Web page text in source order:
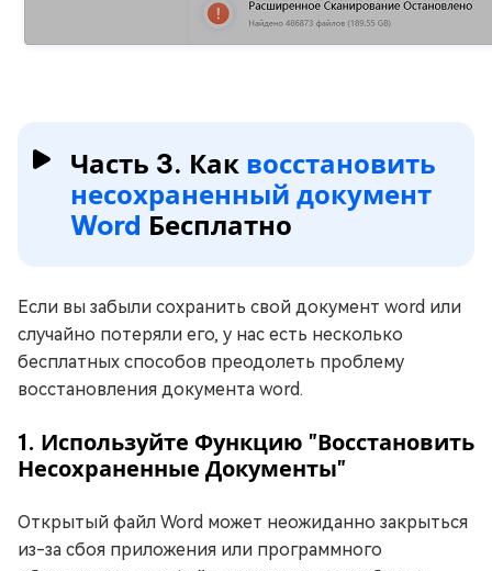
Часть 3. Как восстановить
несохраненный документ
Word Бесплатно
Если вы забыли сохранить свой документ word или
случайно потеряли его, у нас есть несколько
бесплатных способов преодолеть проблему
восстановления документа word.
1. Используйте Функцию "Восстановить
Несохраненные Документы"
Открытый файл Word может неожиданно закрыться
из-за сбоя приложения или программного